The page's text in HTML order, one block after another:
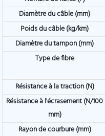
Diamètre du câble (mm)
Poids du câble (kg/km)
Diamètre du tampon (mm)
Type de fibre
Résistance à la traction (N)
Résistance à l'écrasement (N/100
mm)
Rayon de courbure (mm)